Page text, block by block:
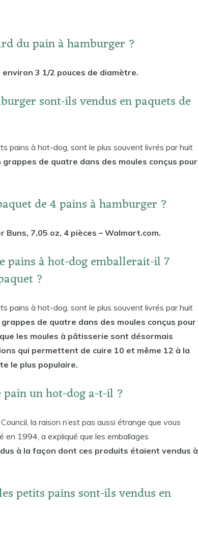
du pain à hamburger ?
environ 3 1/2 pouces de diamètre.
sont-ils vendus en paquets de
pains à hot-dog, sont le plus souvent livrés par huit
de quatre dans des moules conçus pour
de 4 pains à hamburger ?
Buns, 7,05 oz, 4 pièces – Walmart.com.
pains à hot-dog emballerait-il 7
?
pains à hot-dog, sont le plus souvent livrés par huit
de quatre dans des moules conçus pour
les moules à pâtisserie sont désormais
qui permettent de cuire 10 et même 12 à la
le plus populaire.
pain un hot-dog a-t-il ?
la raison n’est pas aussi étrange que vous
en 1994, a expliqué que les emballages
à la façon dont ces produits étaient vendus à
petits pains sont-ils vendus en